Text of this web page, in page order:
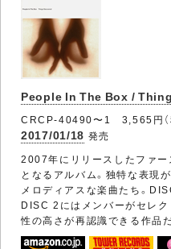
People In The Box /
CRCP-40490〜1 3,565円（
2017/01/18 発売
2007年にリリースしたファ
となるアルバム。独特な表現
メロディアスな楽曲たち。
DISC 2にはメンバーがセレ
性の高さが再認識できる作品だ